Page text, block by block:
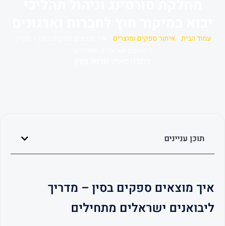
הבית/איתור ספקים ומוצרים/ איך מוצאים ספקים בסין – מדריך
עניינים
מוצאים ספקים בסין – מדריך
ישראלים מתחילים